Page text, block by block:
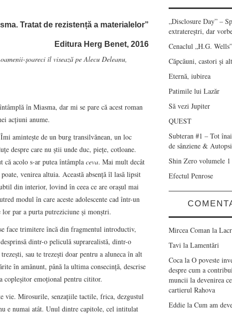
Tratat de rezistență a materialelor”
Editura Herg Benet, 2016
șoareci îl visează pe Alecu Deleanu,
în Miasma, dar mi se pare că acest roman
acțiuni anume.
amintește de un burg transilvănean, un loc
despre care nu știi unde duc, piețe, cotloane.
că acolo s-ar putea întâmpla ceva. Mai mult decât
venirea altuia. Această absenţă îl lasă lipsit
din interior, lovind în ceea ce are orașul mai
modul în care aceste adolescente cad într-un
lor par a purta putreziciune și monștri.
face trimitere încă din fragmentul introductiv,
dintr-o peliculă suprarealistă, dintr-o
sau te trezești doar pentru a aluneca în alt
în amănunt, până la ultima consecință, descrise
copleşitor emoţional pentru cititor.
vie. Mirosurile, senzațiile tactile, frica, dezgustul
e numai atât. Unul dintre capitole, cel intitulat
„Disclosure Day” –
extratereștri, dar
Cenaclul „H.G.
Căpcăuni, castori și
Eternă, iubirea
Patimile lui Lazăr
Să vezi Jupiter
QUEST
Subteran #1 – Tot
de sânziene &
Shin Zero volumele
Efectul Penrose
Mircea Coman la
Tavi la Lamentări
Coca la O poveste
despre cum a
muncii la devenirea
cartierul Rahova
Eddie la Cum am